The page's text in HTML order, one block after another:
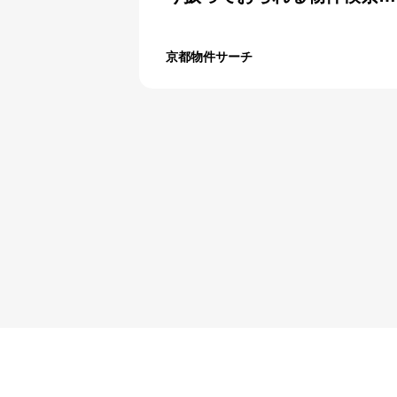
京都物件サーチ